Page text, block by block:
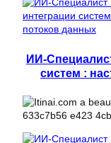
ИИ-
систем :